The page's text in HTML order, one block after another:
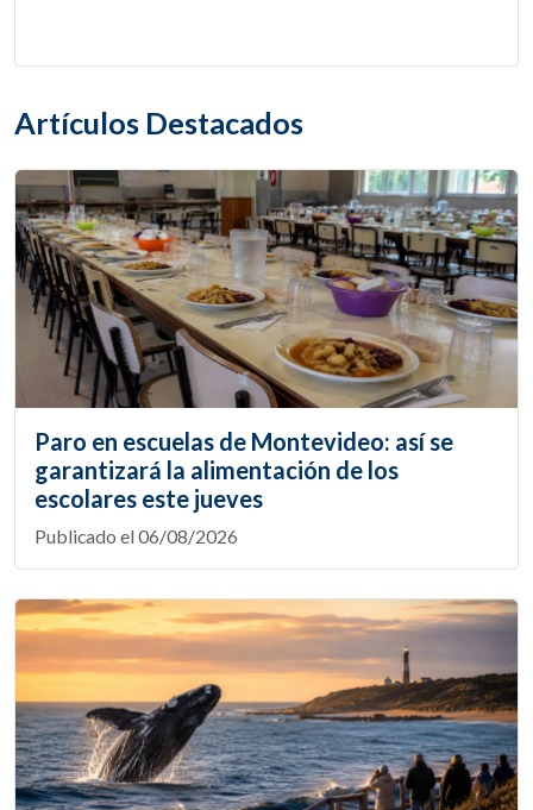
Artículos Destacados
Paro en escuelas de Montevideo: así se
garantizará la alimentación de los
escolares este jueves
Publicado el 06/08/2026